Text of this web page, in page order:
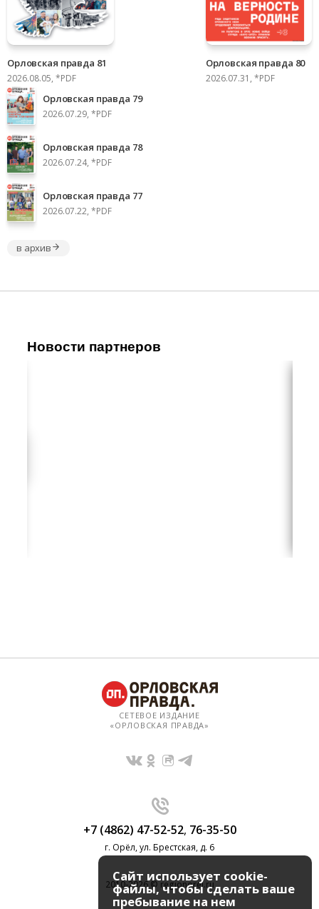
Орловская правда 81
2026.08.05, *PDF
Орловская правда 80
2026.07.31, *PDF
Орловская правда 79
2026.07.29, *PDF
Орловская правда 78
2026.07.24, *PDF
Орловская правда 77
2026.07.22, *PDF
в архив
Новости партнеров
СЕТЕВОЕ ИЗДАНИЕ
«ОРЛОВСКАЯ ПРАВДА»
+7 (4862) 47-52-52, 76-35-50
г. Орёл, ул. Брестская, д. 6
2010-2026 © regionorel.ru
Сайт использует cookie-
файлы, чтобы сделать ваше
пребывание на нем